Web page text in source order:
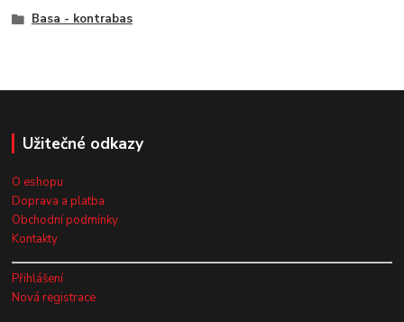
Basa - kontrabas
Užitečné odkazy
O eshopu
Doprava a platba
Obchodní podmínky
Kontakty
Přihlášení
Nová registrace